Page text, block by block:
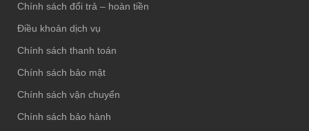
Chính sách đổi trả – hoàn tiền
Điều khoản dịch vụ
Chính sách thanh toán
Chính sách bảo mật
Chính sách vận chuyển
Chính sách bảo hành